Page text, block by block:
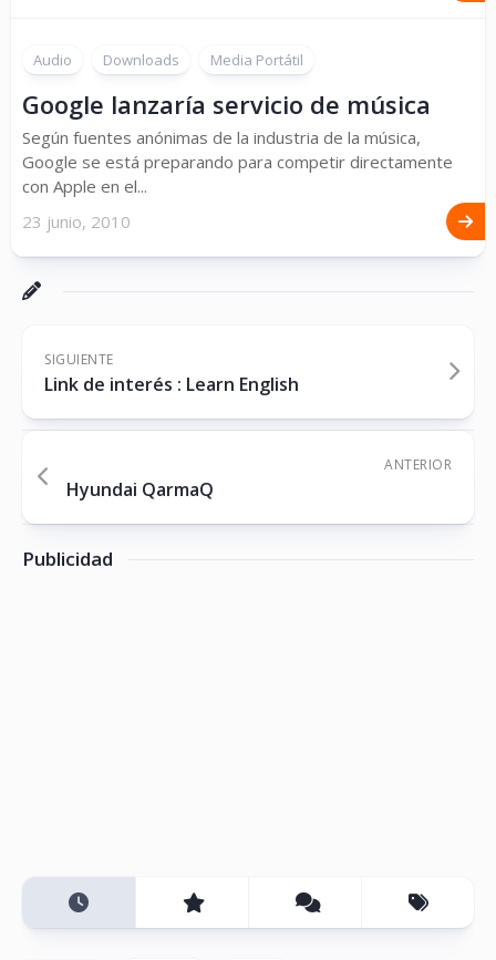
Audio Downloads Media Portátil
Google lanzaría servicio de música
Según fuentes anónimas de la industria de la música,
Google se está preparando para competir directamente
con Apple en el...
23 junio, 2010
SIGUIENTE
Link de interés : Learn English
ANTERIOR
Hyundai QarmaQ
Publicidad